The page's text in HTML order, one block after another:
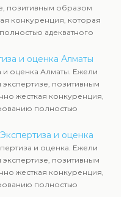
позитивным образом
конкуренция, которая
адекватного
и оценка Алматы
и оценка Алматы. Ежели
позитивным
жесткая конкуренция,
полностью
и оценка
и оценка. Ежели
позитивным
жесткая конкуренция,
полностью